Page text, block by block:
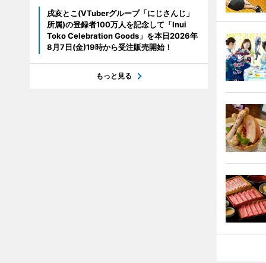
戌亥とこ(VTuberグループ「にじさんじ」
所属)の登録者100万人を記念して「Inui
Toko Celebration Goods」を本日2026年
8月7日(金)19時から受注販売開始！
もっと見る